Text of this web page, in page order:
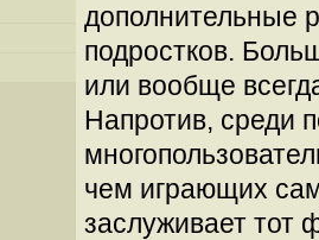
дополнительные
подростков.
или вообще
Напротив, среди
чем играющих
заслуживает тот